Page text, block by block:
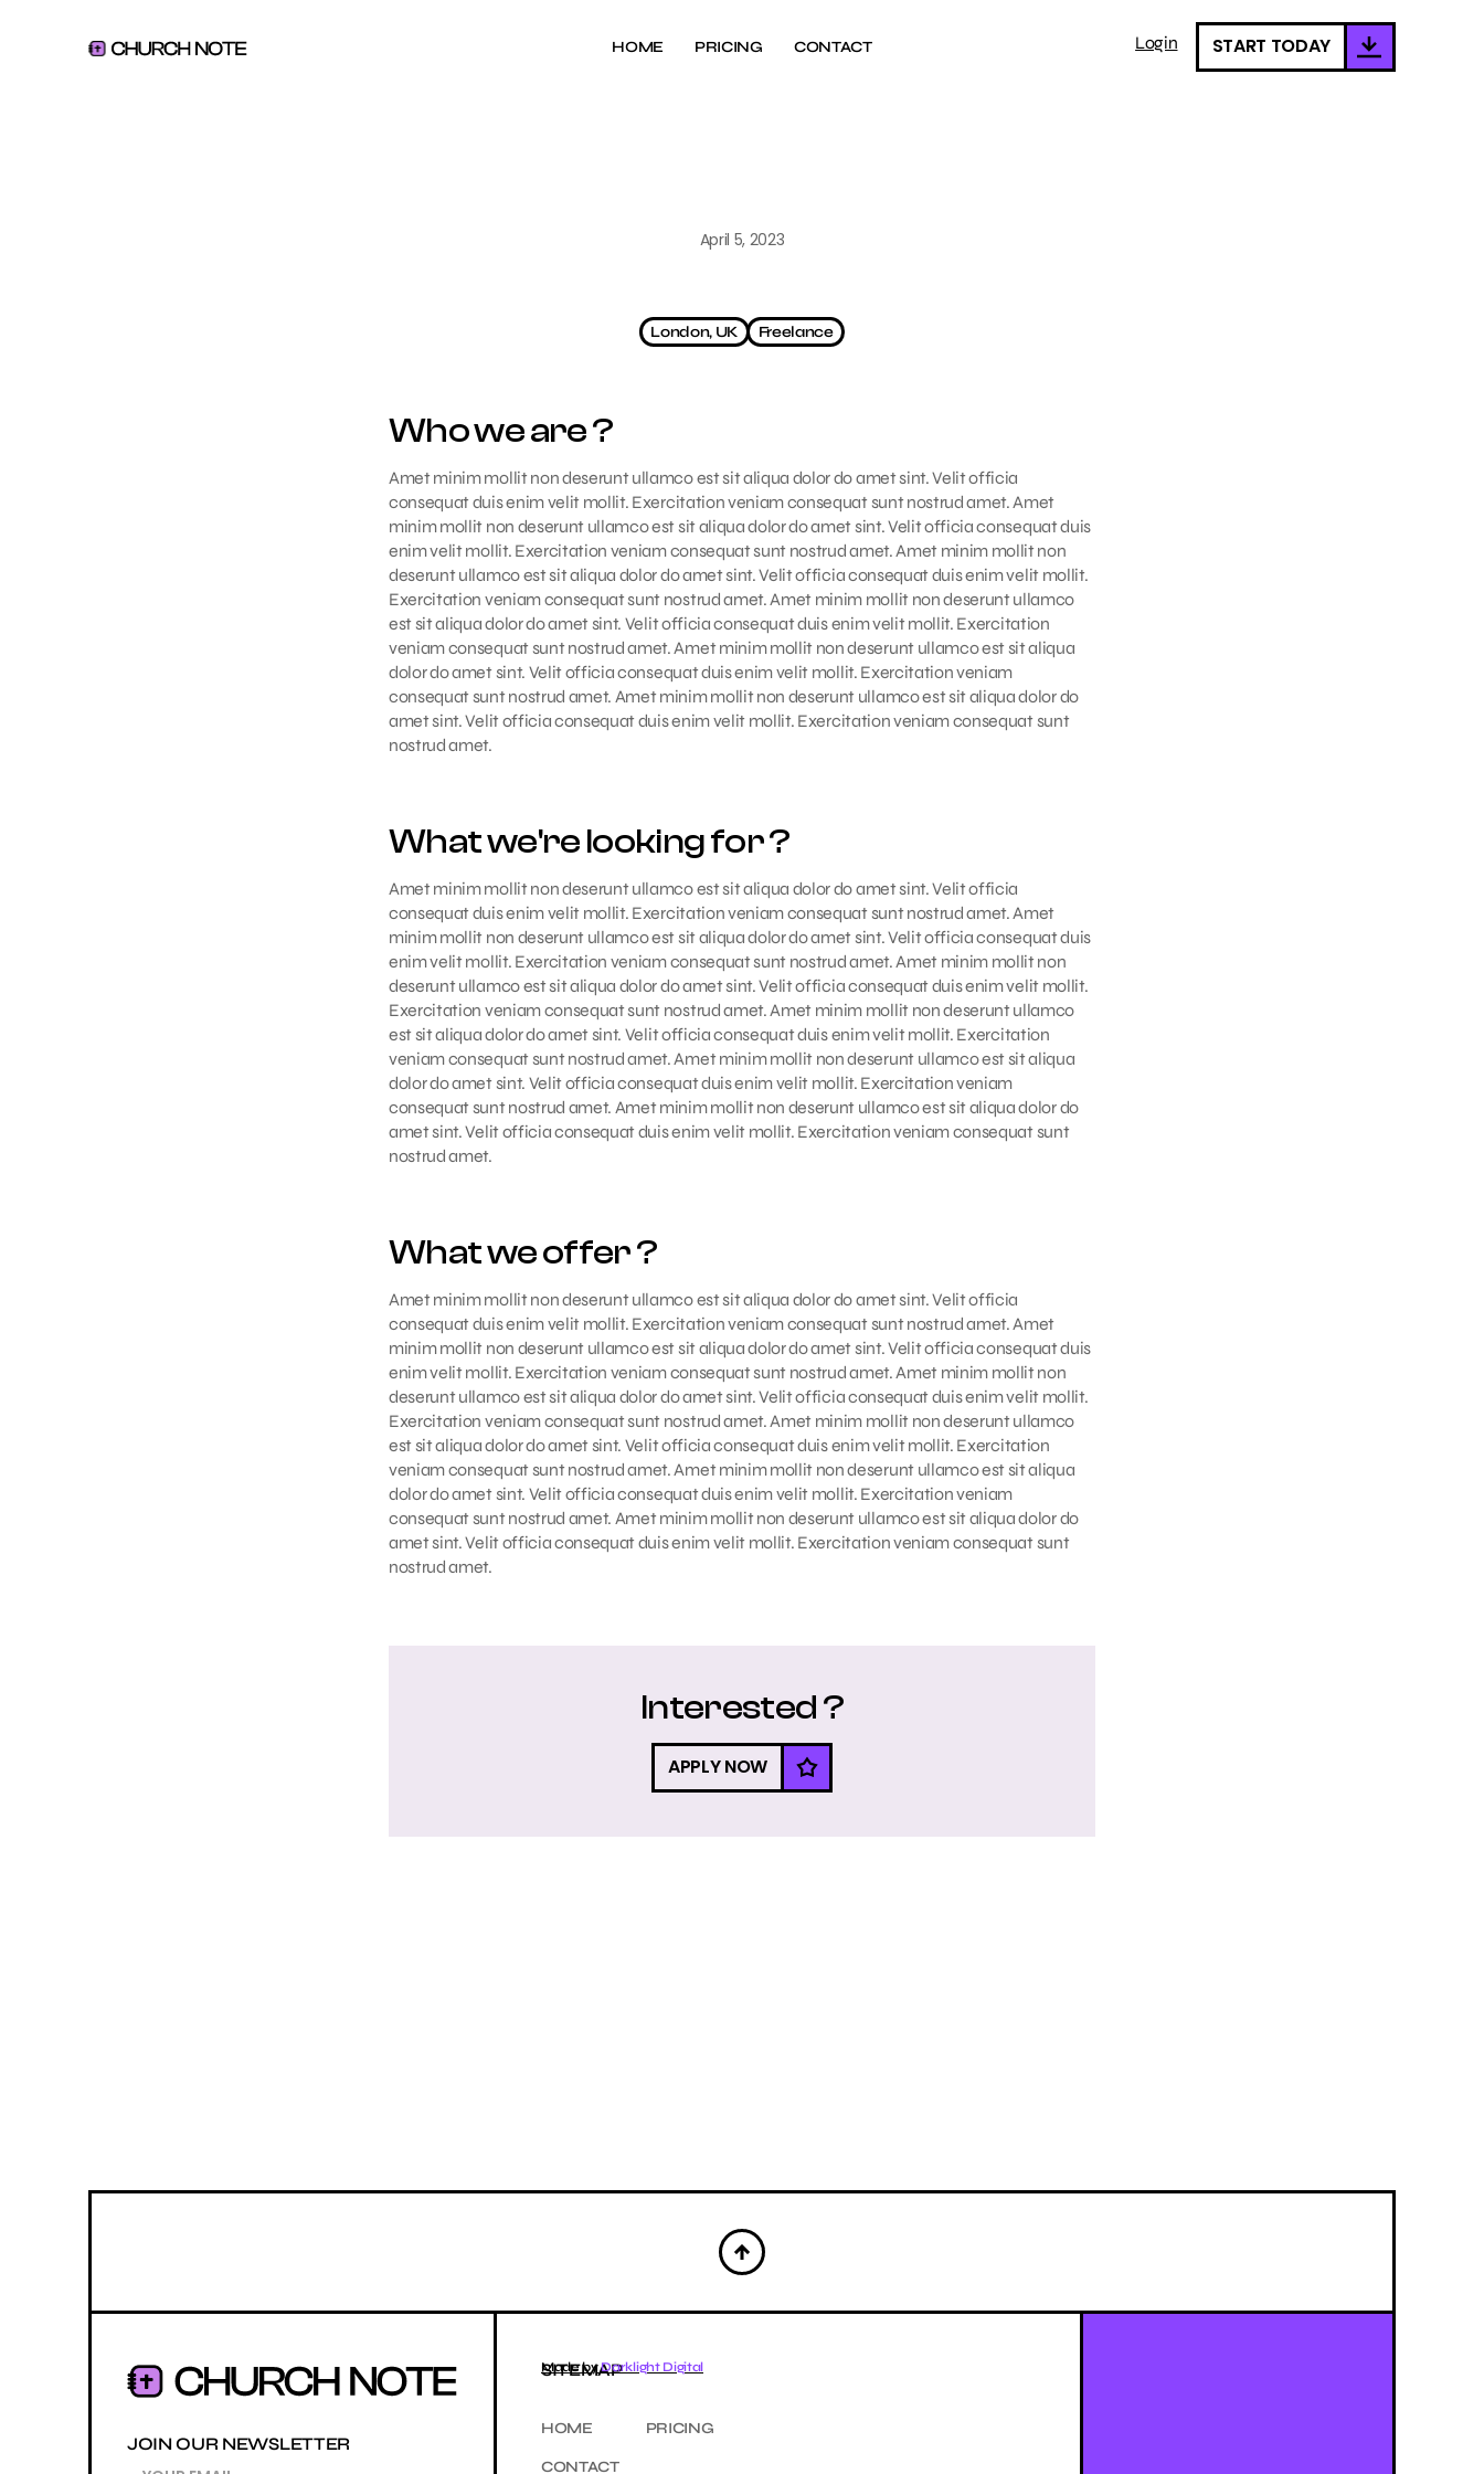
HOME PRICING CONTACT Login
START TODAY
START TODAY
April 5, 2023
London, UK Freelance
Who we are ?
Amet minim mollit non deserunt ullamco est sit aliqua dolor do amet sint. Velit officia
consequat duis enim velit mollit. Exercitation veniam consequat sunt nostrud amet. Amet
minim mollit non deserunt ullamco est sit aliqua dolor do amet sint. Velit officia consequat duis
enim velit mollit. Exercitation veniam consequat sunt nostrud amet. Amet minim mollit non
deserunt ullamco est sit aliqua dolor do amet sint. Velit officia consequat duis enim velit mollit.
Exercitation veniam consequat sunt nostrud amet. Amet minim mollit non deserunt ullamco
est sit aliqua dolor do amet sint. Velit officia consequat duis enim velit mollit. Exercitation
veniam consequat sunt nostrud amet. Amet minim mollit non deserunt ullamco est sit aliqua
dolor do amet sint. Velit officia consequat duis enim velit mollit. Exercitation veniam
consequat sunt nostrud amet. Amet minim mollit non deserunt ullamco est sit aliqua dolor do
amet sint. Velit officia consequat duis enim velit mollit. Exercitation veniam consequat sunt
nostrud amet.
What we're looking for ?
Amet minim mollit non deserunt ullamco est sit aliqua dolor do amet sint. Velit officia
consequat duis enim velit mollit. Exercitation veniam consequat sunt nostrud amet. Amet
minim mollit non deserunt ullamco est sit aliqua dolor do amet sint. Velit officia consequat duis
enim velit mollit. Exercitation veniam consequat sunt nostrud amet. Amet minim mollit non
deserunt ullamco est sit aliqua dolor do amet sint. Velit officia consequat duis enim velit mollit.
Exercitation veniam consequat sunt nostrud amet. Amet minim mollit non deserunt ullamco
est sit aliqua dolor do amet sint. Velit officia consequat duis enim velit mollit. Exercitation
veniam consequat sunt nostrud amet. Amet minim mollit non deserunt ullamco est sit aliqua
dolor do amet sint. Velit officia consequat duis enim velit mollit. Exercitation veniam
consequat sunt nostrud amet. Amet minim mollit non deserunt ullamco est sit aliqua dolor do
amet sint. Velit officia consequat duis enim velit mollit. Exercitation veniam consequat sunt
nostrud amet.
What we offer ?
Amet minim mollit non deserunt ullamco est sit aliqua dolor do amet sint. Velit officia
consequat duis enim velit mollit. Exercitation veniam consequat sunt nostrud amet. Amet
minim mollit non deserunt ullamco est sit aliqua dolor do amet sint. Velit officia consequat duis
enim velit mollit. Exercitation veniam consequat sunt nostrud amet. Amet minim mollit non
deserunt ullamco est sit aliqua dolor do amet sint. Velit officia consequat duis enim velit mollit.
Exercitation veniam consequat sunt nostrud amet. Amet minim mollit non deserunt ullamco
est sit aliqua dolor do amet sint. Velit officia consequat duis enim velit mollit. Exercitation
veniam consequat sunt nostrud amet. Amet minim mollit non deserunt ullamco est sit aliqua
dolor do amet sint. Velit officia consequat duis enim velit mollit. Exercitation veniam
consequat sunt nostrud amet. Amet minim mollit non deserunt ullamco est sit aliqua dolor do
amet sint. Velit officia consequat duis enim velit mollit. Exercitation veniam consequat sunt
nostrud amet.
Interested ?
APPLY NOW
APPLY NOW
JOIN OUR NEWSLETTER
SITEMAP
HOME PRICING
CONTACT
Made byDarklight Digital